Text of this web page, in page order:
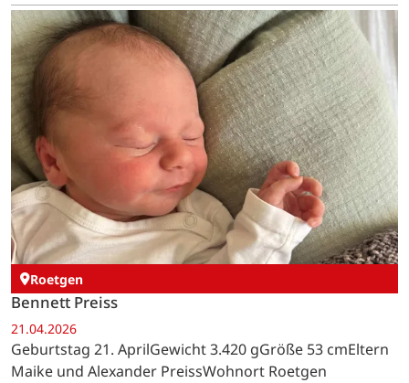
Roetgen
Bennett Preiss
21.04.2026
Geburtstag 21. AprilGewicht 3.420 gGröße 53 cmEltern
Maike und Alexander PreissWohnort Roetgen